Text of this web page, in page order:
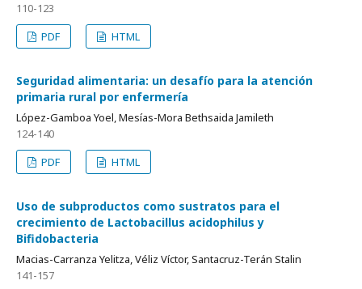
110-123
PDF
HTML
Seguridad alimentaria: un desafío para la atención
primaria rural por enfermería
López-Gamboa Yoel, Mesías-Mora Bethsaida Jamileth
124-140
PDF
HTML
Uso de subproductos como sustratos para el
crecimiento de Lactobacillus acidophilus y
Bifidobacteria
Macias-Carranza Yelitza, Véliz Víctor, Santacruz-Terán Stalin
141-157